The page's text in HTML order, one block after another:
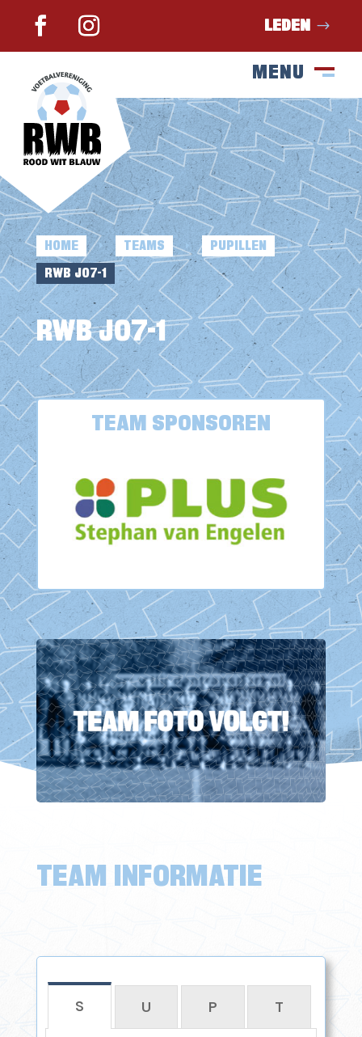
LEDEN
MENU
SLUIT
M
HOME E TEAMS E PUPILLEN E
RWB JO7-1
RWB JO7-1
TEAM SPONSOREN
TEAM INFORMATIE
S U P T